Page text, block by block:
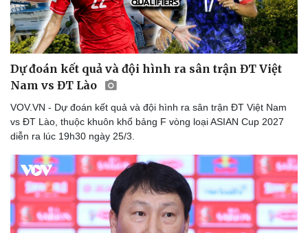
Dự đoán kết quả và đội hình ra sân trận ĐT Việt
Nam vs ĐT Lào
VOV.VN - Dự đoán kết quả và đội hình ra sân trận ĐT Việt Nam
vs ĐT Lào, thuộc khuôn khổ bảng F vòng loại ASIAN Cup 2027
diễn ra lúc 19h30 ngày 25/3.